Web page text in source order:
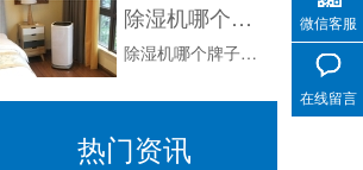
除湿机哪个牌子好用
除湿机哪个牌子好用新闻资讯：众所周知，目前国内的除湿机厂家呈现日益增多趋势，市场上的除湿机牌子也比比皆是；对于那些选购除湿机的用户来说，挑选...
热门资讯
微信客服
在线留言